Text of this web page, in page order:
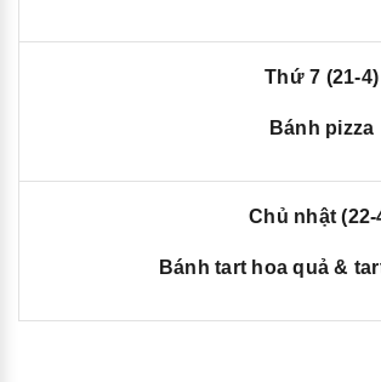
Thứ 7 (21-4)
Bánh pizza
Chủ nhật (22-
Bánh tart hoa quả &